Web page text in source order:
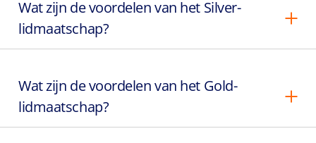
Wat zijn de voordelen van het Silver-
lidmaatschap?
Wat zijn de voordelen van het Gold-
lidmaatschap?